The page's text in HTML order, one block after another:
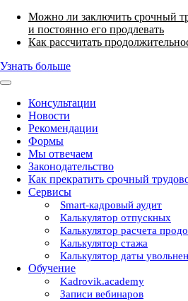
Можно ли заключить срочный
и постоянно его продлевать
Как рассчитать
Узнать больше
Консультации
Новости
Рекомендации
Формы
Мы отвечаем
Законодательство
Как прекратить срочный
Сервисы
Smart-кадровый аудит
Калькулятор отпускных
Калькулятор расчета
Калькулятор стажа
Калькулятор даты
Обучение
Kadrovik.academy
Записи вебинаров